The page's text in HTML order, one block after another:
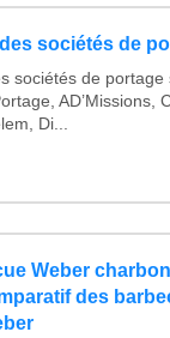
sociétés de
sociétés de portage
AD’Missions,
Di...
Weber
des